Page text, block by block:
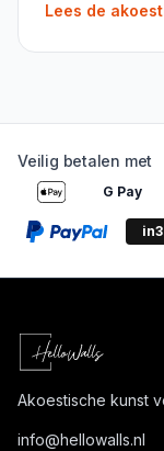
Lees de
Veilig betalen met
G Pay
in3
Akoestische kunst
info@hellowalls.nl